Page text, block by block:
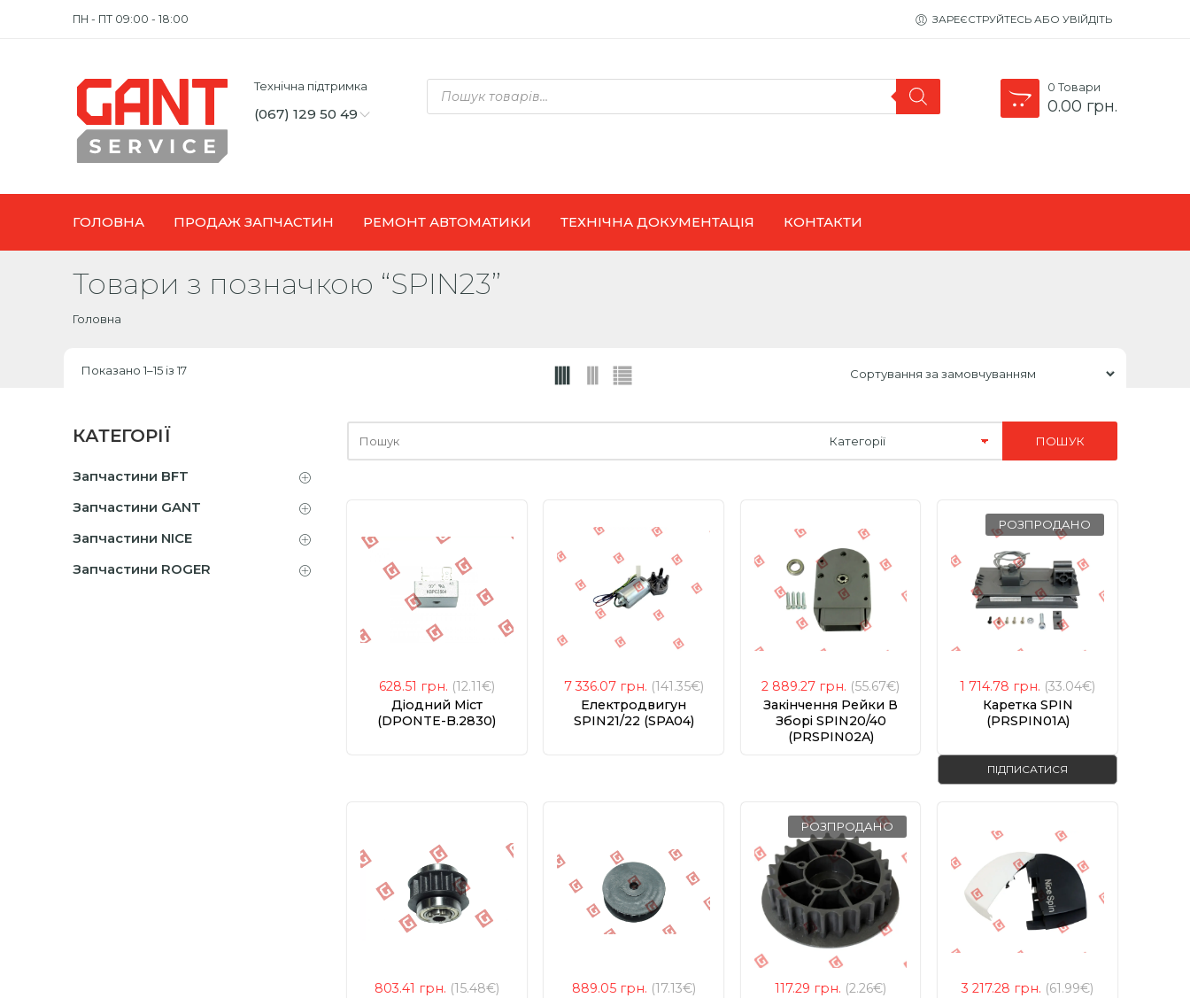
ПН - ПТ 09:00 - 18:00 ЗАРЕЄСТРУЙТЕСЬ АБО УВІЙДІТЬ
Технічна підтримка
(067) 129 50 49
Products
search
0 Товари
0.00 грн.
ГОЛОВНА ПРОДАЖ ЗАПЧАСТИН РЕМОНТ АВТОМАТИКИ ТЕХНІЧНА ДОКУМЕНТАЦІЯ КОНТАКТИ
Товари з позначкою “SPIN23”
Головна
Показано 1–15 із 17
тут
628.51 грн. (12.11€)
Діодний Міст
(DPONTE-B.2830)
7 336.07 грн. (141.35€)
Електродвигун
SPIN21/22 (SPA04)
2 889.27 грн. (55.67€)
Закінчення Рейки В
Зборі SPIN20/40
(PRSPIN02A)
РОЗПРОДАНО
1 714.78 грн. (33.04€)
Каретка SPIN
(PRSPIN01A)
ПІДПИСАТИСЯ
803.41 грн. (15.48€)
889.05 грн. (17.13€)
РОЗПРОДАНО
117.29 грн. (2.26€)
3 217.28 грн. (61.99€)
КАТЕГОРІЇ
Запчастини BFT
Запчастини GANT
Запчастини NICE
Запчастини ROGER